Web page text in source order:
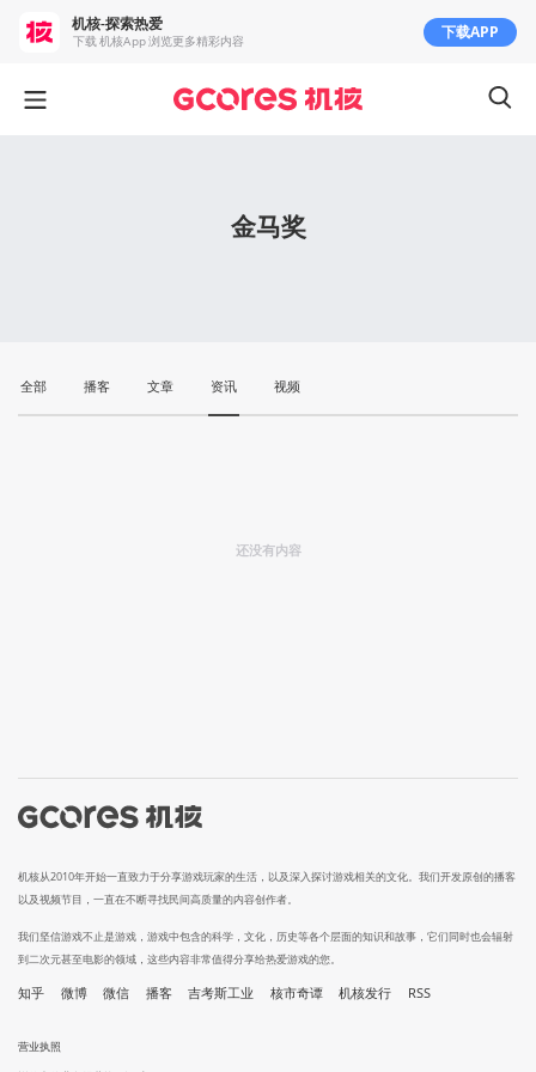
金马奖
全部 播客 文章 资讯 视频
还没有内容
机核从2010年开始一直致力于分享游戏玩家的生活，以及深入探讨游戏相关的文化。我们开发原创的播客
以及视频节目，一直在不断寻找民间高质量的内容创作者。
我们坚信游戏不止是游戏，游戏中包含的科学，文化，历史等各个层面的知识和故事，它们同时也会辐射
到二次元甚至电影的领域，这些内容非常值得分享给热爱游戏的您。
知乎 微博 微信 播客 吉考斯工业 核市奇谭 机核发行 RSS
营业执照
机核-探索热爱
下载 机核App 浏览更多精彩内容 下载APP